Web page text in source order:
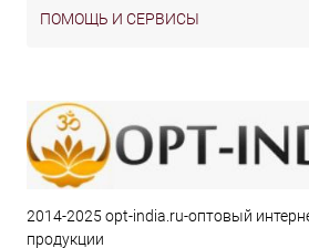
ПОМОЩЬ И СЕРВИСЫ
2014-2025 opt-india.ru-оптовый
продукции